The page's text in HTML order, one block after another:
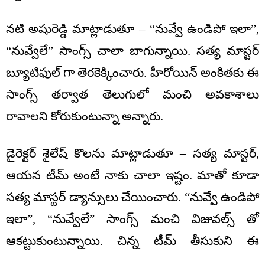
నటి అషురెడ్డి మాట్లాడుతూ – “నువ్వే ఉండిపో ఇలా”,
“నువ్వేలే” సాంగ్స్ చాలా బాగున్నాయి. సత్య మాస్టర్
బ్యూటిఫుల్ గా తెరకెక్కించారు. హీరోయిన్ అంకితకు ఈ
సాంగ్స్ తర్వాత తెలుగులో మంచి అవకాశాలు
రావాలని కోరుకుంటున్నా అన్నారు.
డైరెక్టర్ శైలేష్ కొలను మాట్లాడుతూ – సత్య మాస్టర్,
ఆయన టీమ్ అంటే నాకు చాలా ఇష్టం. మాతో కూడా
సత్య మాస్టర్ డ్యాన్సులు చేయించారు. “నువ్వే ఉండిపో
ఇలా”, “నువ్వేలే” సాంగ్స్ మంచి విజువల్స్ తో
ఆకట్టుకుంటున్నాయి. చిన్న టీమ్ తీసుకుని ఈ